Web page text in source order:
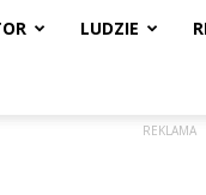
LUDZIE
REKLAMA